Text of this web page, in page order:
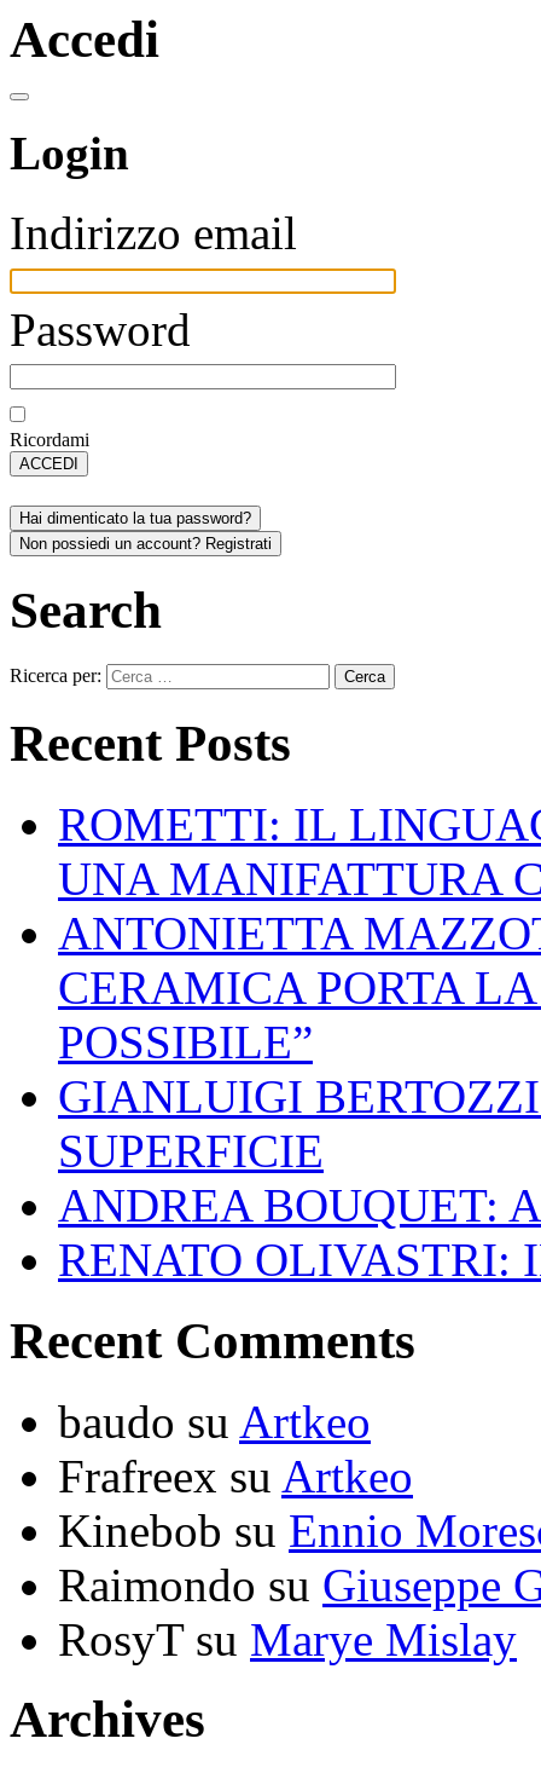
Accedi
Login
Indirizzo email
Password
Ricordami
ACCEDI
Hai dimenticato la tua password?
Non possiedi un account? Registrati
Search
Ricerca per:
Recent Posts
ROMETTI: IL
UNA MANIFATTURA
ANTONIETTA
CERAMICA PORTA
POSSIBILE”
GIANLUIGI
SUPERFICIE
ANDREA BOUQUET:
RENATO OLIVASTRI:
Recent Comments
baudo su Artkeo
Frafreex su Artkeo
Kinebob su Ennio
Raimondo su Giuseppe
RosyTsu Marye Mislay
Archives